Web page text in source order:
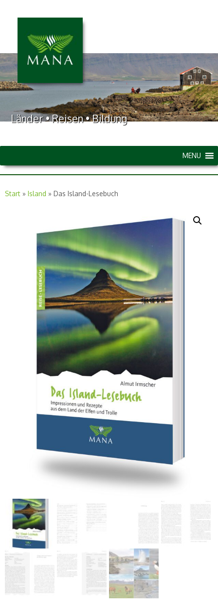
Länder • Reisen • Bildung
MENU
Start » Island » Das Island-Lesebuch